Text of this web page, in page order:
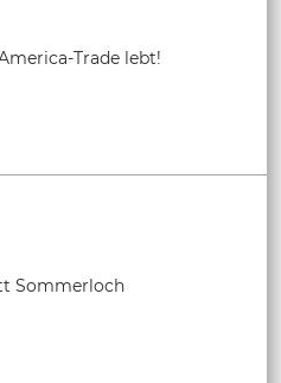
Trade lebt!
Sommerloch